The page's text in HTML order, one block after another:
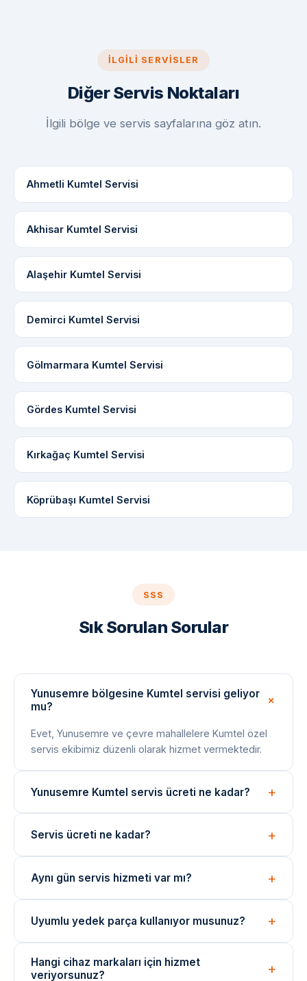
İLGILI SERVISLER
Diğer Servis Noktaları
İlgili bölge ve servis sayfalarına göz atın.
Ahmetli Kumtel Servisi
Akhisar Kumtel Servisi
Alaşehir Kumtel Servisi
Demirci Kumtel Servisi
Gölmarmara Kumtel Servisi
Gördes Kumtel Servisi
Kırkağaç Kumtel Servisi
Köprübaşı Kumtel Servisi
SSS
Sık Sorulan Sorular
Yunusemre bölgesine Kumtel servisi geliyor
mu?
Evet, Yunusemre ve çevre mahallelere Kumtel özel
servis ekibimiz düzenli olarak hizmet vermektedir.
Yunusemre Kumtel servis ücreti ne kadar?
göre değişir; işlem öncesi net fiyat bilgisi paylaşılır.
Servis ücreti ne kadar?
ve değişen parçaya göre belirlenir. İşlem öncesi fiyat
Aynı gün servis hizmeti var mı?
ekibimizi yönlendirebiliyoruz. Acil durumlar için çağrı
Uyumlu yedek parça kullanıyor musunuz?
yedek parçalar kullanılmaktadır. Parça değişimlerinde
Hangi cihaz markaları için hizmet
veriyorsunuz?